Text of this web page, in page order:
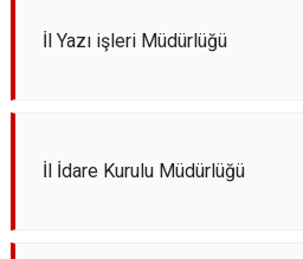
İl Yazı işleri Müdürlüğü
İl İdare Kurulu Müdürlüğü